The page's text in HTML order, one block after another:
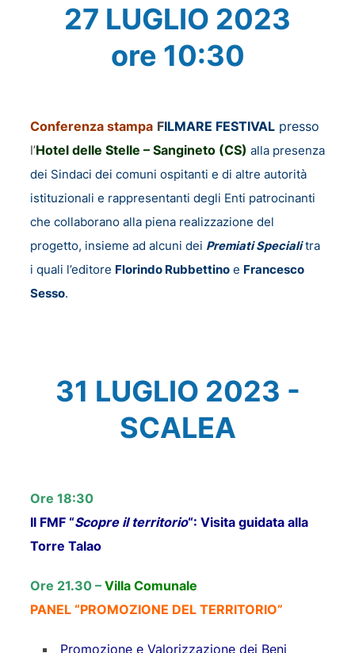
27 LUGLIO 2023
ore 10:30
Conferenza stampa FILMARE FESTIVALpresso
l’Hotel delle Stelle – Sangineto (CS) alla presenza
dei Sindaci dei comuni ospitanti e di altre autorità
istituzionali e rappresentanti degli Enti patrocinanti
che collaborano alla piena realizzazione del
progetto, insieme ad alcuni dei Premiati Specialitra
i quali l’editore Florindo Rubbettinoe Francesco
Sesso.
31 LUGLIO 2023 -
SCALEA
Ore 18:30
Il FMF “Scopre il territorio“: Visita guidata alla
Torre Talao
Ore 21.30 – Villa Comunale
PANEL “PROMOZIONE DEL TERRITORIO”
Promozione e Valorizzazione dei Beni